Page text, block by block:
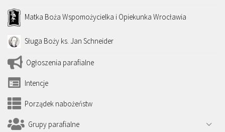
Matka Boża Wspomożycielka i Opiekunka Wrocławia
Sługa Boży ks. Jan Schneider
Ogłoszenia parafialne
Intencje
Porządek nabożeństw
Grupy parafialne